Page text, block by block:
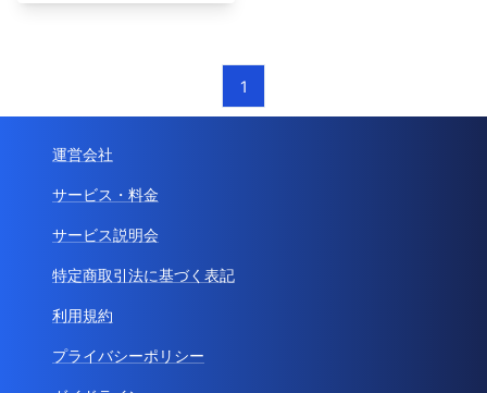
1
運営会社
サービス・料金
サービス説明会
特定商取引法に基づく表記
利用規約
プライバシーポリシー